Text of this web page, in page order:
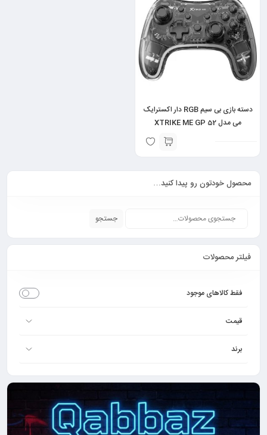
دسته بازی بی سیم RGB دار اکسترایک
می مدل XTRIKE ME GP 52
محصول خودتون رو پیدا کنید…
جستجو
فیلتر محصولات
فقط کالاهای موجود
قیمت
برند